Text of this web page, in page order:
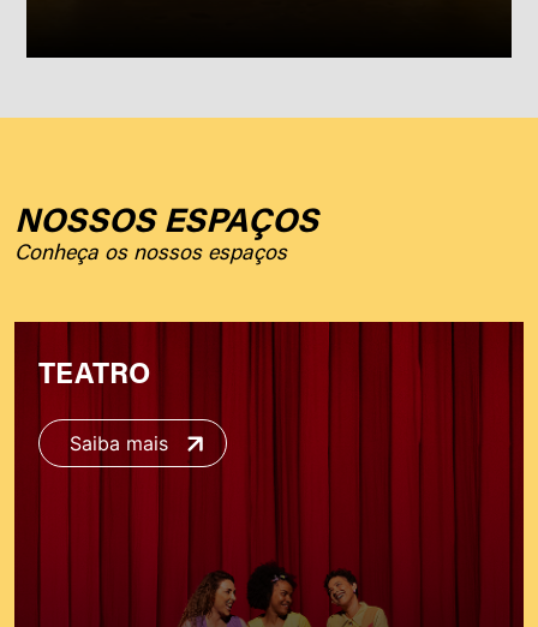
NOSSOS ESPAÇOS
Conheça os nossos espaços
TEATRO
Saiba mais